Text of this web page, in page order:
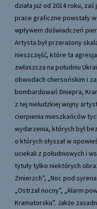
działa już od 2014 roku,
prace graficzne powstały
wpływem doświadczeń
Artysta był przerażony
nieszczęść, które ta
zwłaszcza na południu
obwodach chersońskim i
bombardowań Dniepra,
z tej nieludzkiej wojny
cierpienia mieszkańców
wydarzenia, których był
o których słyszał w
uciekali z południowych i
tytuły tylko niektórych
Zmierzch”, „Noc pod
„Ostrzał nocny”, „Alarm
Kramatorsku”. Jakże